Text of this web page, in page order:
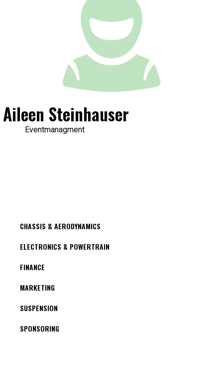
Aileen Steinhauser
Eventmanagment
CHASSIS & AERODYNAMICS
ELECTRONICS & POWERTRAIN
FINANCE
MARKETING
SUSPENSION
SPONSORING